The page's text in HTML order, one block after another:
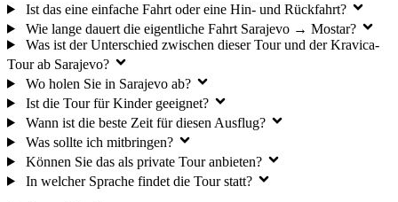
Ist das eine einfache Fahrt oder eine Hin- und Rückfahrt?
Wie lange dauert die eigentliche Fahrt Sarajevo → Mostar?
Was ist der Unterschied zwischen dieser Tour und der Kravica-
Tour ab Sarajevo?
Wo holen Sie in Sarajevo ab?
Ist die Tour für Kinder geeignet?
Wann ist die beste Zeit für diesen Ausflug?
Was sollte ich mitbringen?
Können Sie das als private Tour anbieten?
In welcher Sprache findet die Tour statt?